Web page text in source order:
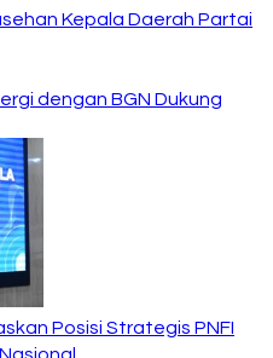
Kepala Daerah Partai
dengan BGN Dukung
Posisi Strategis PNFI